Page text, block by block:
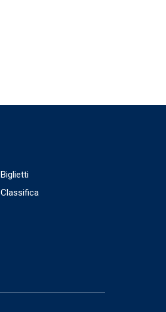
Biglietti
Classifica